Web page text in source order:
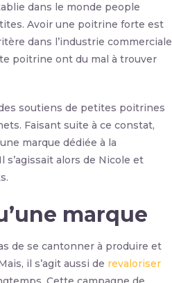
dans le monde people
Avoir une poitrine forte est
dans l’industrie commerciale
poitrine ont du mal à trouver
soutiens de petites poitrines
Faisant suite à ce constat,
marque dédiée à la
alors de Nicole et
marque
de se cantonner à produire et
il s’agit aussi de revaloriser